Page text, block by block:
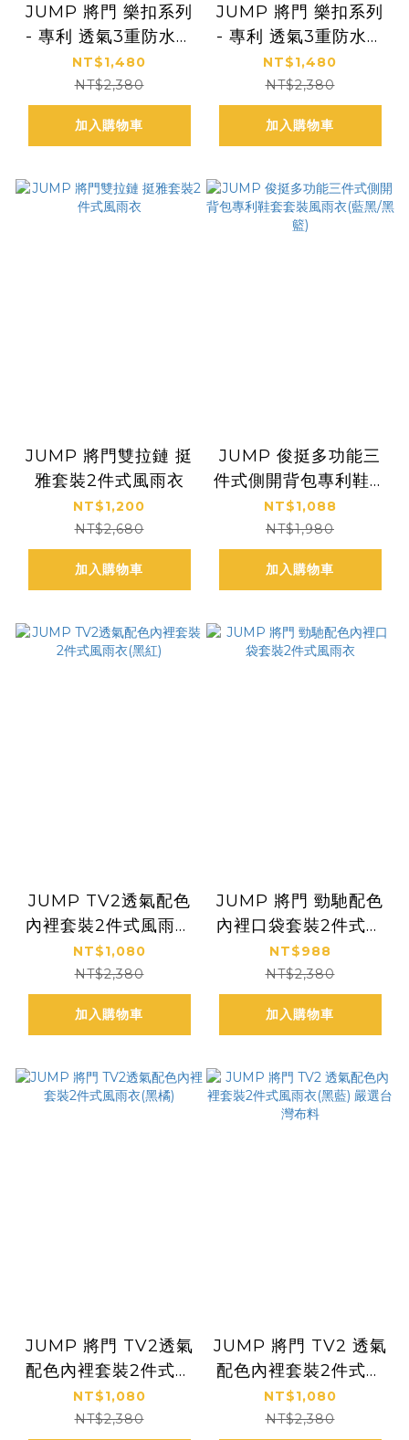
JUMP 將門 樂扣系列
- 專利 透氣3重防水套
裝2件式風雨衣(迷彩
灰)
NT$1,480
NT$2,380
加入購物車
JUMP 將門 樂扣系列
- 專利 透氣3重防水套
裝2件式風雨衣(迷彩
綠)
NT$1,480
NT$2,380
加入購物車
JUMP 將門雙拉鏈 挺
雅套裝2件式風雨衣
NT$1,200
NT$2,680
加入購物車
JUMP 俊挺多功能三
件式側開背包專利鞋套
套裝風雨衣(藍黑/黑
籃)
NT$1,088
NT$1,980
加入購物車
JUMP TV2透氣配色
內裡套裝2件式風雨衣
(黑紅)
NT$1,080
NT$2,380
加入購物車
JUMP 將門 勁馳配色
內裡口袋套裝2件式風
雨衣
NT$988
NT$2,380
加入購物車
JUMP 將門 TV2透氣
配色內裡套裝2件式風
雨衣(黑橘)
NT$1,080
NT$2,380
JUMP 將門 TV2 透氣
配色內裡套裝2件式風
雨衣(黑藍) 嚴選台灣
布料
NT$1,080
NT$2,380